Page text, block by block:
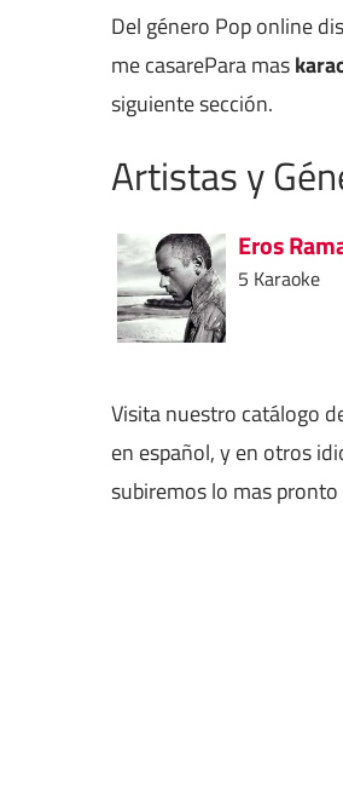
Del género Pop online
me casarePara mas
siguiente sección.
Artistas y
Eros
5 Karaoke
Visita nuestro catálogo
en español, y en otros
subiremos lo mas